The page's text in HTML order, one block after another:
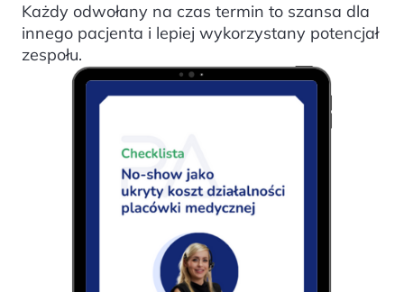
Każdy odwołany na czas termin to szansa dla
innego pacjenta i lepiej wykorzystany potencjał
zespołu.